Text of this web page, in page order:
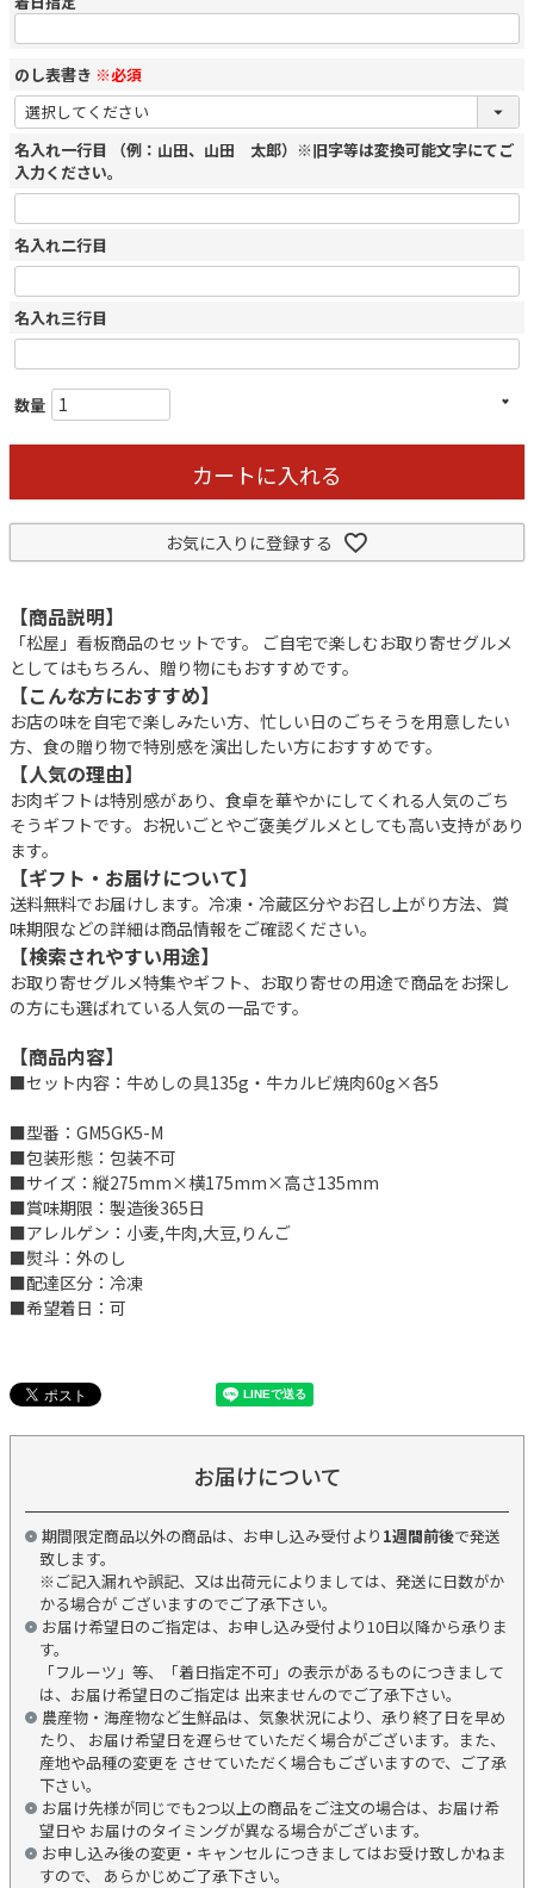
のし表書き ※必須
名入れ一行目 （例：山田、山田 太郎）※旧字等は変換可能文字にてご
入力ください。
名入れ二行目
名入れ三行目
カートに入れる
お気に入りに登録する
【商品説明】
「松屋」看板商品のセットです。 ご自宅で楽しむお取り寄せグルメ
としてはもちろん、贈り物にもおすすめです。
【こんな方におすすめ】
お店の味を自宅で楽しみたい方、忙しい日のごちそうを用意したい
方、食の贈り物で特別感を演出したい方におすすめです。
【人気の理由】
お肉ギフトは特別感があり、食卓を華やかにしてくれる人気のごち
そうギフトです。お祝いごとやご褒美グルメとしても高い支持があり
ます。
【ギフト・お届けについて】
送料無料でお届けします。冷凍・冷蔵区分やお召し上がり方法、賞
味期限などの詳細は商品情報をご確認ください。
【検索されやすい用途】
お取り寄せグルメ特集やギフト、お取り寄せの用途で商品をお探し
の方にも選ばれている人気の一品です。
【商品内容】
■セット内容：牛めしの具135g・牛カルビ焼肉60g×各5
■型番：GM5GK5-M
■包装形態：包装不可
■サイズ：縦275mm×横175mm×高さ135mm
■賞味期限：製造後365日
■アレルゲン：小麦,牛肉,大豆,りんご
■熨斗：外のし
■配達区分：冷凍
■希望着日：可
お届けについて
期間限定商品以外の商品は、お申し込み受付より 1週間前後で発送
致します。
※ご記入漏れや誤記、又は出荷元によりましては、発送に日数がか
かる場合が ございますのでご了承下さい。
お届け希望日のご指定は、お申し込み受付より10日以降から承りま
す。
「フルーツ」等、「着日指定不可」の表示があるものにつきまして
は、お届け希望日のご指定は 出来ませんのでご了承下さい。
農産物・海産物など生鮮品は、気象状況により、承り終了日を早め
たり、 お届け希望日を遅らせていただく場合がございます。また、
産地や品種の変更を させていただく場合もございますので、ご了承
下さい。
お届け先様が同じでも2つ以上の商品をご注文の場合は、お届け希
望日や お届けのタイミングが異なる場合がございます。
お申し込み後の変更・キャンセルにつきましてはお受け致しかねま
すので、 あらかじめご了承下さい。